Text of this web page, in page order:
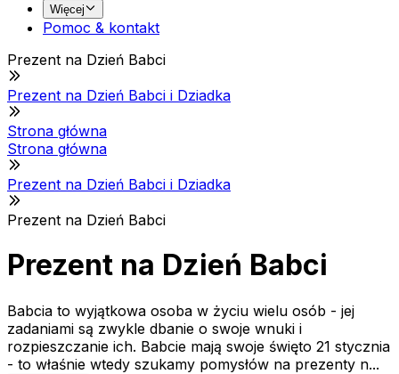
Więcej
Pomoc & kontakt
Prezent na Dzień Babci
Prezent na Dzień Babci i Dziadka
Strona główna
Strona główna
Prezent na Dzień Babci i Dziadka
Prezent na Dzień Babci
Prezent na Dzień Babci
Babcia to wyjątkowa osoba w życiu wielu osób - jej
zadaniami są zwykle dbanie o swoje wnuki i
rozpieszczanie ich. Babcie mają swoje święto 21 stycznia
- to właśnie wtedy szukamy pomysłów na prezenty n...